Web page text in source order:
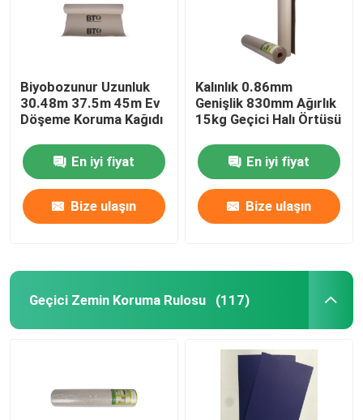
Biyobozunur Uzunluk
30.48m 37.5m 45m Ev
Döşeme Koruma Kağıdı
En iyi fiyat
Bize ulaşın
Kalınlık 0.86mm
Genişlik 830mm Ağırlık
15kg Geçici Halı Örtüsü
En iyi fiyat
Bize ulaşın
Geçici Zemin Koruma Rulosu (117)